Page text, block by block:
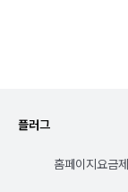
플러그
홈페이지요금제